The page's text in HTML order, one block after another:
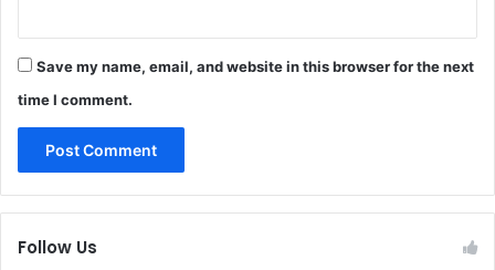
Save my name, email, and website in this browser for the next
time I comment.
Follow Us